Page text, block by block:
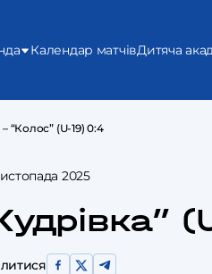
Календар матчівДитяча
– “Колос” (U-19) 0:4
2025